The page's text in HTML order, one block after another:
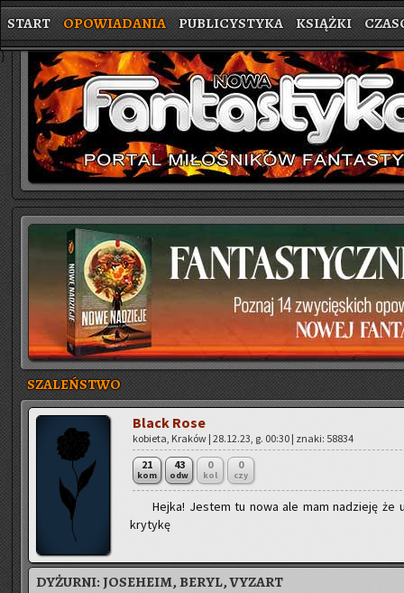
START OPOWIADANIA PUBLICYSTYKA KSIĄŻKI
}
SZALEŃSTWO
Black Rose
ko­bie­ta, Kra­ków | 28.12.23, g. 00:30 | znaki: 58834
21
kom
43
odw
0
kol
0
czy
Hejka! Je­stem tu nowa ale mam na­dzie­ję że
kry­ty­kę
DYŻURNI:JOSEHEIM, BERYL, VYZART